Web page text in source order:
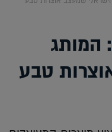
המותג
טבע